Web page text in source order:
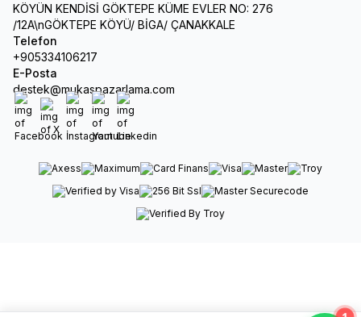
KÖYÜN KENDİSİ GÖKTEPE KÜME EVLER NO: 276
/12A\nGÖKTEPE KÖYÜ/ BİGA/ ÇANAKKALE
Telefon
+905334106217
E-Posta
destek@mukaspazarlama.com
Facebook
X İnstagram
Youtube